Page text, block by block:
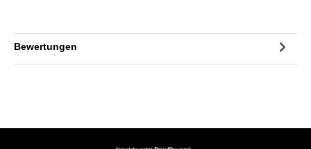
Bewertungen